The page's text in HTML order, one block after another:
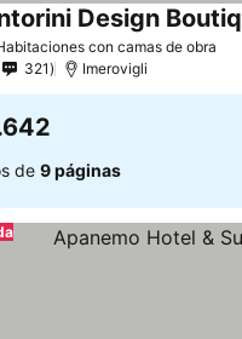
con camas de obra
Design
321 Imerovigli
de 9 páginas